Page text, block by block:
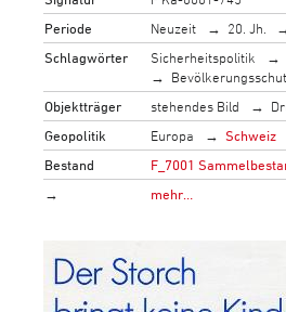
Periode
Neuzeit 20. Jh.
Schlagwörter
Sicherheitspolitik
Objektträger
stehendes Bild
Geopolitik
Europa
Schweiz
Bestand
F_7001
→
mehr…